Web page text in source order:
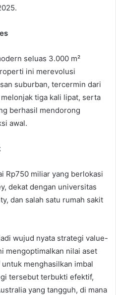
seluas 3.000 m²
ini merevolusi
suburban, tercermin dari
tiga kali lipat, serta
berhasil mendorong
awal.
Rp750 miliar yang berlokasi
dekat dengan universitas
dan salah satu rumah sakit
wujud nyata strategi value-
mengoptimalkan nilai aset
menghasilkan imbal
tersebut terbukti efektif,
yang tangguh, di mana